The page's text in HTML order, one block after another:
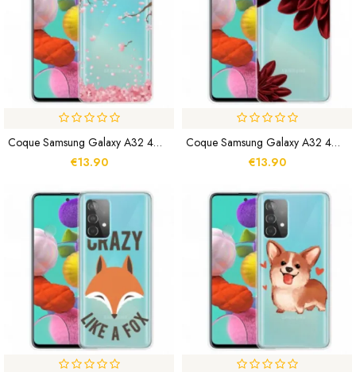
Coque Samsung Galaxy A32 4G Branches À Fleurs
€13.90
Coque Samsung Galaxy A32 4G Fleurs Sauvages
€13.90